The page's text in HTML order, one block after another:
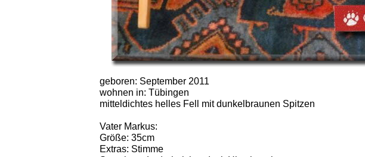
geboren: September 2011
wohnen in: Tübingen
mitteldichtes helles Fell mit dunkelbraunen Spitzen
Vater Markus:
Größe: 35cm
Extras: Stimme